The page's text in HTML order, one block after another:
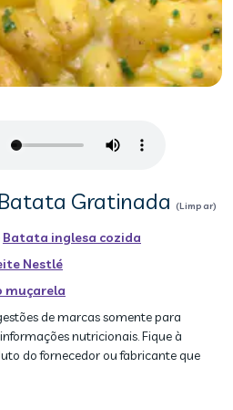
Gratinada (Limpar)
Batata inglesa cozida
Nestlé
muçarela
de marcas somente para
nutricionais. Fique à
do fornecedor ou fabricante que